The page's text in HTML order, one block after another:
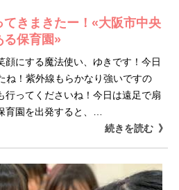
きまきたー！«大阪市中央
る保育園»
顔にする魔法使い、ゆきです！今日
ね！紫外線もらかなり強いですの
行ってくださいね！今日は遠足で扇
育園を出発すると、…
続きを読む